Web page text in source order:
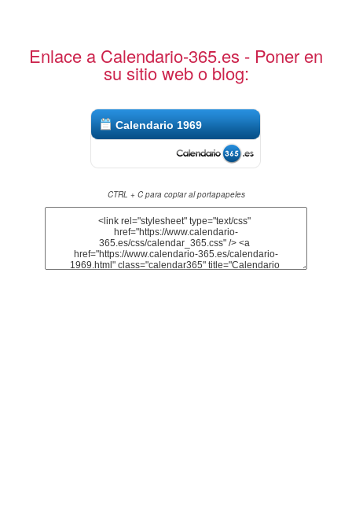
Enlace a Calendario-365.es - Poner en
su sitio web o blog:
Calendario 1969
CTRL + C para copiar al portapapeles